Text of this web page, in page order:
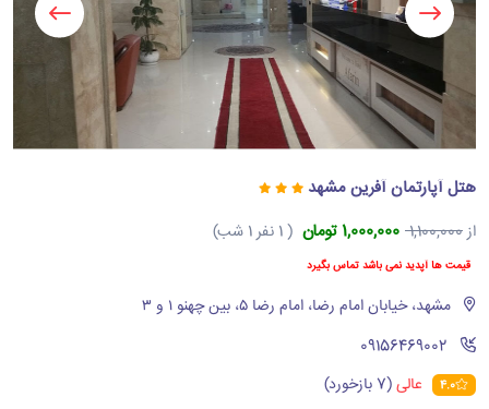
هتل آپارتمان آفرین مشهد
از1,100,000 1,000,000 تومان ( 1 نفر 1 شب)
قیمت ها آپدید نمی باشد تماس بگیرد
مشهد، خیابان امام رضا، امام رضا ۵، بین چهنو ۱ و ۳
‪09156469002‬
4.0 عالی(7 بازخورد)